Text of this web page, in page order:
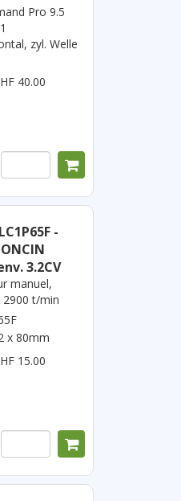
Pro 9.5
zyl. Welle
40.00
-
3.2CV
manuel,
2900 t/min
x 80mm
15.00